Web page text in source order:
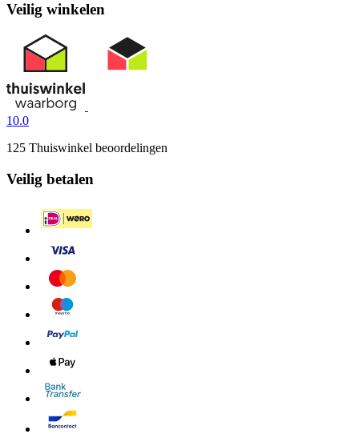
Veilig winkelen
10.0
125 Thuiswinkel beoordelingen
Veilig betalen